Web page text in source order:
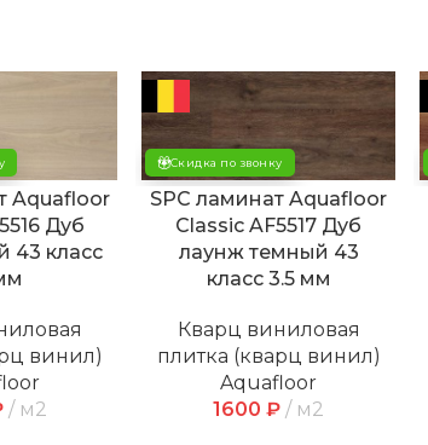
Aquafloor
Дуб
43 класс
винил)
м2
Скидка по звонку
SPC ламинат Aquafloor
Classic AF5517 Дуб
лаунж темный 43
класс 3.5 мм
Кварц виниловая
плитка (кварц винил)
Aquafloor
1600₽ м2